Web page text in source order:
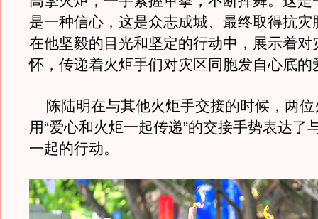
是一种信心，这是众志成城、最终取得抗灾
在他坚毅的目光和坚定的行动中，展示着对
怀，传递着火炬手们对灾区同胞发自心底的
陈陆明在与其他火炬手交接的时候，两位
用“爱心和火炬一起传递”的交接手势表达了
一起的行动。